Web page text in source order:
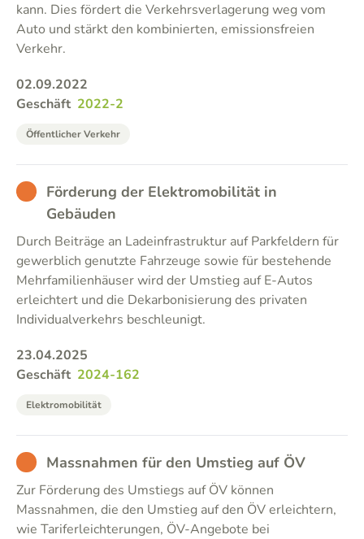
kann. Dies fördert die Verkehrsverlagerung weg vom
Auto und stärkt den kombinierten, emissionsfreien
Verkehr.
02.09.2022
Geschäft 2022-2
Öffentlicher Verkehr
BAD Förderung der Elektromobilität in
Gebäuden
Durch Beiträge an Ladeinfrastruktur auf Parkfeldern für
gewerblich genutzte Fahrzeuge sowie für bestehende
Mehrfamilienhäuser wird der Umstieg auf E-Autos
erleichtert und die Dekarbonisierung des privaten
Individualverkehrs beschleunigt.
23.04.2025
Geschäft 2024-162
Elektromobilität
BAD Massnahmen für den Umstieg auf ÖV
Zur Förderung des Umstiegs auf ÖV können
Massnahmen, die den Umstieg auf den ÖV erleichtern,
wie Tariferleichterungen, ÖV-Angebote bei